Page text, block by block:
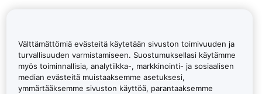
Välttämättömiä evästeitä käytetään sivuston toimivuuden ja
turvallisuuden varmistamiseen. Suostumuksellasi käytämme
myös toiminnallisia, analytiikka-, markkinointi- ja sosiaalisen
median evästeitä muistaaksemme asetuksesi,
ymmärtääksemme sivuston käyttöä, parantaaksemme